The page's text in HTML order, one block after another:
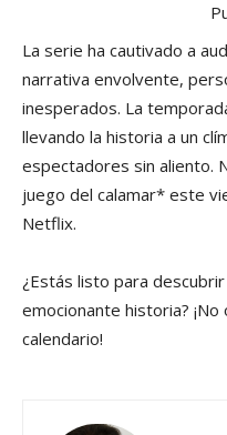
La serie ha cautivado a
narrativa envolvente,
inesperados. La
llevando la historia a un
espectadores sin aliento.
juego del calamar* este
Netflix.
¿Estás listo para
emocionante historia?
calendario!